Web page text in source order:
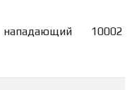
нападающий 10002